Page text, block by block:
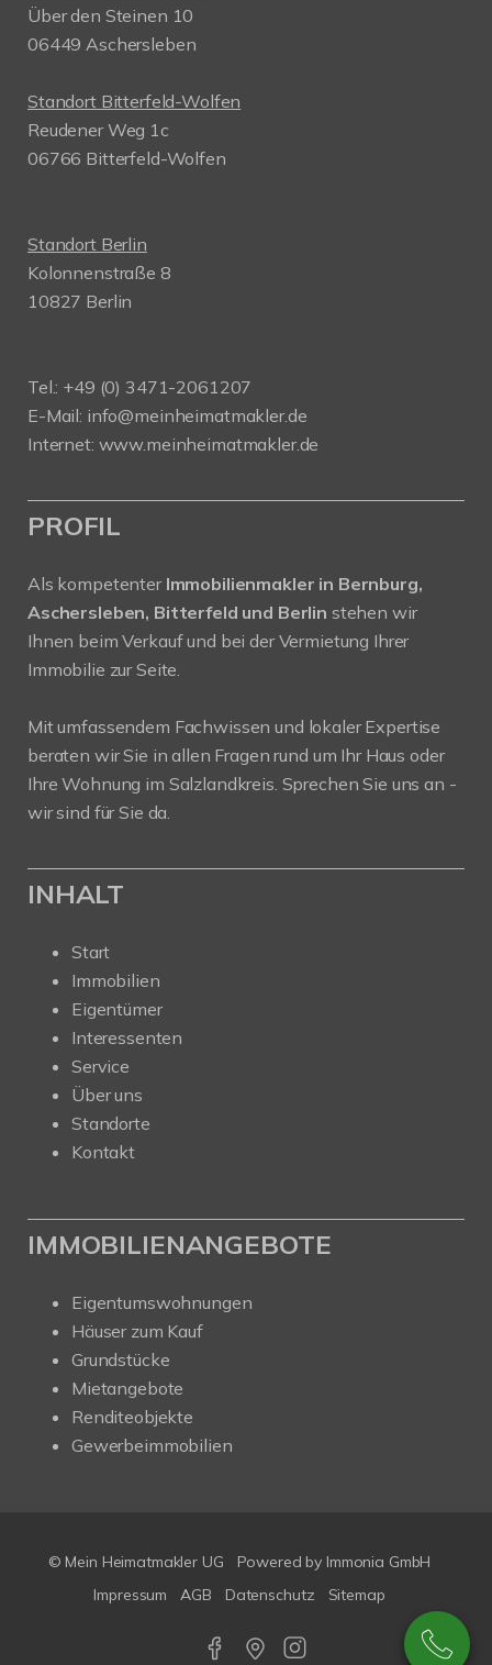
Über den Steinen 10
06449 Aschersleben
Standort Bitterfeld-Wolfen
Reudener Weg 1c
06766 Bitterfeld-Wolfen
Standort Berlin
Kolonnenstraße 8
10827 Berlin
Tel.: +49 (0) 3471-2061207
E-Mail: info@meinheimatmakler.de
Internet: www.meinheimatmakler.de
PROFIL
Als kompetenter Immobilienmakler in Bernburg,
Aschersleben, Bitterfeld und Berlin stehen wir
Ihnen beim Verkauf und bei der Vermietung Ihrer
Immobilie zur Seite.
Mit umfassendem Fachwissen und lokaler Expertise
beraten wir Sie in allen Fragen rund um Ihr Haus oder
Ihre Wohnung im Salzlandkreis. Sprechen Sie uns an -
wir sind für Sie da.
INHALT
Start
Immobilien
Eigentümer
Interessenten
Service
Über uns
Standorte
Kontakt
IMMOBILIENANGEBOTE
Eigentumswohnungen
Häuser zum Kauf
Grundstücke
Mietangebote
Renditeobjekte
Gewerbeimmobilien
© Mein Heimatmakler UG
Powered by Immonia GmbH
Impressum
AGB Datenschutz Sitemap